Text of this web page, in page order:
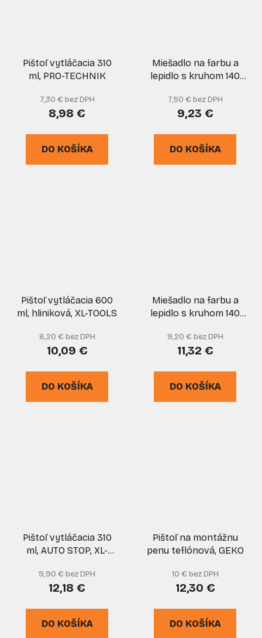
Pištoľ vytláčacia 310
ml, PRO-TECHNIK
7,30 € bez DPH
8,98 €
DO KOŠÍKA
Miešadlo na farbu a
lepidlo s kruhom 140
M14
7,50 € bez DPH
9,23 €
DO KOŠÍKA
Pištoľ vytláčacia 600
ml, hliniková, XL-TOOLS
8,20 € bez DPH
10,09 €
DO KOŠÍKA
Miešadlo na farbu a
lepidlo s kruhom 140
M14, XL-TOOLS
9,20 € bez DPH
11,32 €
DO KOŠÍKA
Pištoľ vytláčacia 310
ml, AUTO STOP, XL-
9,90 € bez DPH
12,18 €
DO KOŠÍKA
Pištoľ na montážnu
penu teflónová, GEKO
10 € bez DPH
12,30 €
DO KOŠÍKA